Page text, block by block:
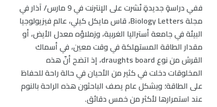
ففي دراسةٍ جديدةٍ نُشرت على الإنترنت في 9 مارس/ آذار في
مجلة Biology Letters، قاس مايكل كيلي، عالم فيزيولوجيا
البيئة في جامعة أستراليا الغربية، وزملاؤه معدل الأيض، أو
مقدار الطاقة المستهلكة في وقت معين، في أسماك
القرش من نوع draughts board، إذ اتضح أنّ هذه
المخلوقات دخلت في كثير من الأحيان في حالة راحة للحفاظ
على الطاقة؛ وبشكل عام يصف الباحثون هذه الراحة بالنوم
عند استمرارها لأكثر من خمس دقائق.